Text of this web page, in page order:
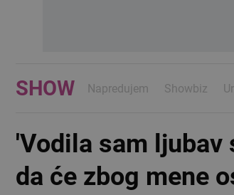
SHOW Napredujem Showbiz
'Vodila sam ljubav
da će zbog mene